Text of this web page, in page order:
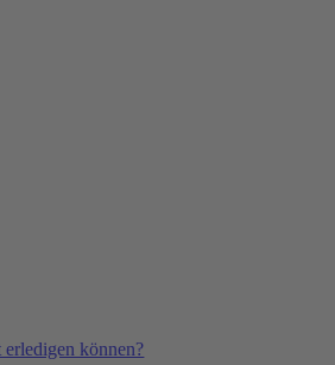
erledigen können?